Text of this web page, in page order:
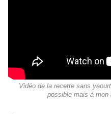
Vidéo de la recette sans
possible mais à mon